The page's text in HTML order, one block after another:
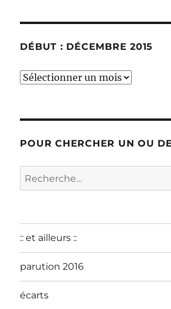
DÉBUT : DÉCEMBRE 2015
début
POUR CHERCHER UN OU
Recherche
pour :
:: et ailleurs ::
parution 2016
écarts